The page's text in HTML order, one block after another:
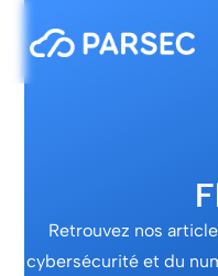
Retrouvez nos
cybersécurité et du